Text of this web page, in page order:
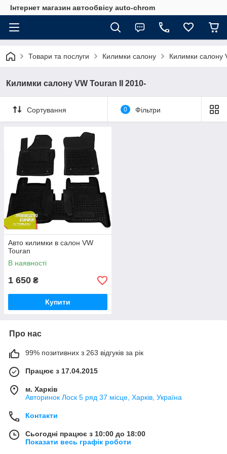
Інтернет магазин автообвісу auto-chrom
Товари та послуги Килимки салону Килимки салону
Килимки салону VW Touran II 2010-
Сортування 0 Фільтри
Авто килимки в салон VW
Touran
В наявності
1 650 ₴
Купити
Про нас
99% позитивних з 263 відгуків за рік
Працює з 17.04.2015
м. Харків
Авторинок Лоск 5 ряд 37 місце, Харків, Україна
Контакти
Сьогодні працює з 10:00 до 18:00
Показати весь графік роботи